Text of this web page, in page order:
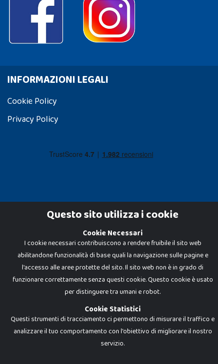
INFORMAZIONI LEGALI
Cookie Policy
Privacy Policy
Dadi e Mattoncini è un brand di Giocabene Srl. Ogni riproduzione o utilizzo non
espressamente autorizzato è severamente vietato. Tutti i loghi, marchi,
brand elencati nel presente shop sono di proprietà dei rispettivi titolari.
I prezzi e le promozioni pubblicate potrebbero differire da quanto esposto in
negozio.
Giocabene Srl - via della Posta 8, 20123 Milano (MI)
P.IVA 02608090425 - REA AN201199 - C.S. 10.000 i.v.
Questo sito utilizza i cookie
Cookie Necessari
I cookie necessari contribuiscono a rendere fruibile il sito web
abilitandone funzionalità di base quali la navigazione sulle pagine e
l'accesso alle aree protette del sito. Il sito web non è in grado di
funzionare correttamente senza questi cookie. Questo cookie è usato
per distinguere tra umani e robot.
Cookie Statistici
Questi strumenti di tracciamento ci permettono di misurare il traffico e
analizzare il tuo comportamento con l'obiettivo di migliorare il nostro
servizio.